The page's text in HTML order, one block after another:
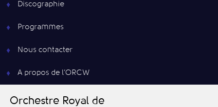
Discographie
Programmes
Nous contacter
A propos de l’ORCW
Orchestre Royal de